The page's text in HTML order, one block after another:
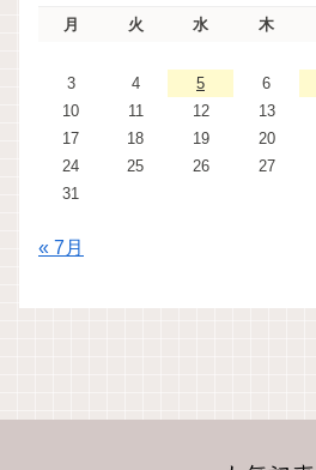
月 火 水 木
3
4 5 6
10
11 12 13
17
18 19 20
24
25 26 27
31
« 7月